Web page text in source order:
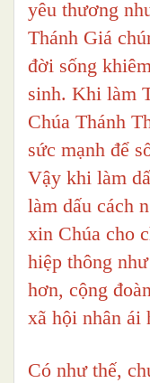
yêu thương
Thánh Giá
đời sống
sinh. Khi làm
Chúa Thánh
sức mạnh để
Vậy khi làm
làm dấu cách
xin Chúa cho
hiệp thông
hơn, cộng
xã hội nhân ái
Có như thế,